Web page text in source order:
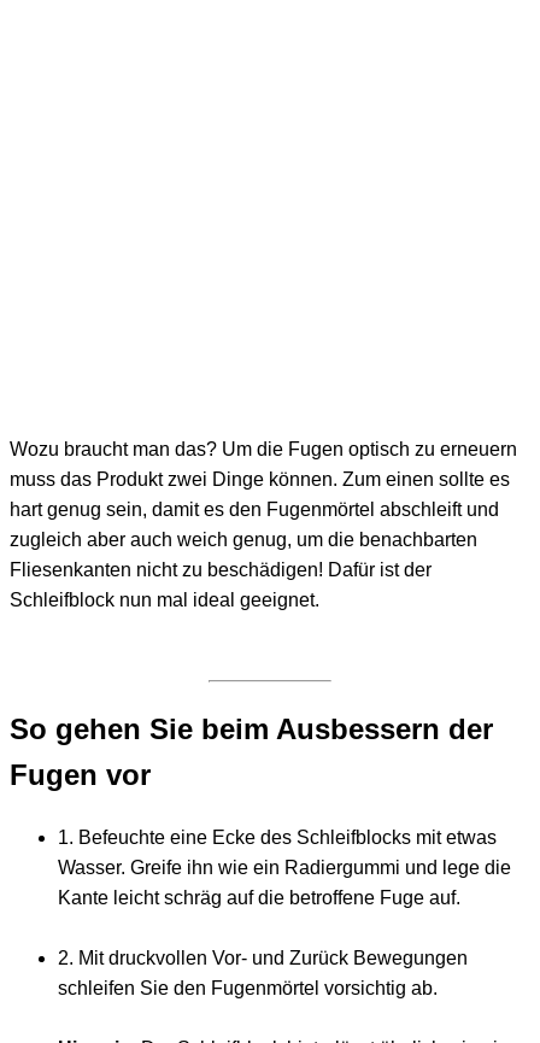
Wozu braucht man das? Um die Fugen optisch zu erneuern
muss das Produkt zwei Dinge können. Zum einen sollte es
hart genug sein, damit es den Fugenmörtel abschleift und
zugleich aber auch weich genug, um die benachbarten
Fliesenkanten nicht zu beschädigen! Dafür ist der
Schleifblock nun mal ideal geeignet.
So gehen Sie beim Ausbessern der
Fugen vor
1. Befeuchte eine Ecke des Schleifblocks mit etwas
Wasser. Greife ihn wie ein Radiergummi und lege die
Kante leicht schräg auf die betroffene Fuge auf.
2. Mit druckvollen Vor- und Zurück Bewegungen
schleifen Sie den Fugenmörtel vorsichtig ab.